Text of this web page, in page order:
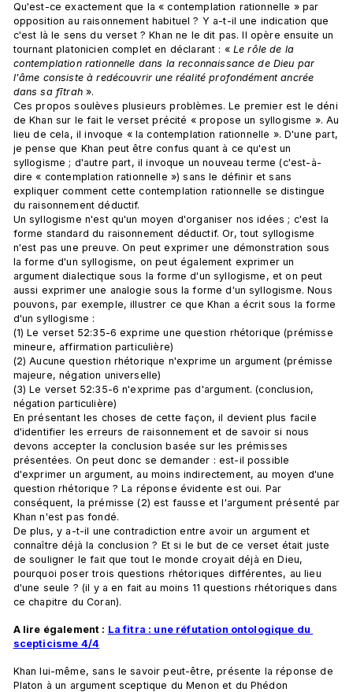
Qu'est-ce exactement que la « contemplation rationnelle » par
opposition au raisonnement habituel ? Y a-t-il une indication que
c'est là le sens du verset ? Khan ne le dit pas. Il opère ensuite un
tournant platonicien complet en déclarant : « Le rôle de la
contemplation rationnelle dans la reconnaissance de Dieu par
l'âme consiste à redécouvrir une réalité profondément ancrée
dans sa fītrah ».
Ces propos soulèves plusieurs problèmes. Le premier est le déni
de Khan sur le fait le verset précité « propose un syllogisme ». Au
lieu de cela, il invoque « la contemplation rationnelle ». D'une part,
je pense que Khan peut être confus quant à ce qu'est un
syllogisme ; d'autre part, il invoque un nouveau terme (c'est-à-
dire « contemplation rationnelle ») sans le définir et sans
expliquer comment cette contemplation rationnelle se distingue
du raisonnement déductif.
Un syllogisme n'est qu'un moyen d'organiser nos idées ; c'est la
forme standard du raisonnement déductif. Or, tout syllogisme
n'est pas une preuve. On peut exprimer une démonstration sous
la forme d'un syllogisme, on peut également exprimer un
argument dialectique sous la forme d'un syllogisme, et on peut
aussi exprimer une analogie sous la forme d'un syllogisme. Nous
pouvons, par exemple, illustrer ce que Khan a écrit sous la forme
d'un syllogisme :
(1) Le verset 52:35-6 exprime une question rhétorique (prémisse
mineure, affirmation particulière)
(2) Aucune question rhétorique n'exprime un argument (prémisse
majeure, négation universelle)
(3) Le verset 52:35-6 n'exprime pas d'argument. (conclusion,
négation particulière)
En présentant les choses de cette façon, il devient plus facile
d'identifier les erreurs de raisonnement et de savoir si nous
devons accepter la conclusion basée sur les prémisses
présentées. On peut donc se demander : est-il possible
d'exprimer un argument, au moins indirectement, au moyen d'une
question rhétorique ? La réponse évidente est oui. Par
conséquent, la prémisse (2) est fausse et l'argument présenté par
Khan n'est pas fondé.
De plus, y a-t-il une contradiction entre avoir un argument et
connaître déjà la conclusion ? Et si le but de ce verset était juste
de souligner le fait que tout le monde croyait déjà en Dieu,
pourquoi poser trois questions rhétoriques différentes, au lieu
d'une seule ? (il y a en fait au moins 11 questions rhétoriques dans
ce chapitre du Coran).
A lire également : La fitra : une réfutation ontologique du
scepticisme 4/4
Khan lui-même, sans le savoir peut-être, présente la réponse de
Platon à un argument sceptique du Menon et du Phédon